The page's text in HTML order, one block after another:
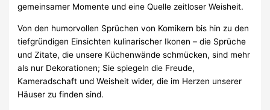
gemeinsamer Momente und eine Quelle zeitloser Weisheit.
Von den humorvollen Sprüchen von Komikern bis hin zu den
tiefgründigen Einsichten kulinarischer Ikonen – die Sprüche
und Zitate, die unsere Küchenwände schmücken, sind mehr
als nur Dekorationen; Sie spiegeln die Freude,
Kameradschaft und Weisheit wider, die im Herzen unserer
Häuser zu finden sind.